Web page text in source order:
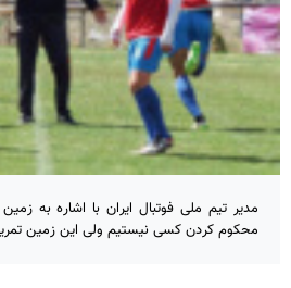
مدیر تیم ملی فوتبال ایران با اشاره به
محکوم کردن کسی نیستیم ولی این زمین